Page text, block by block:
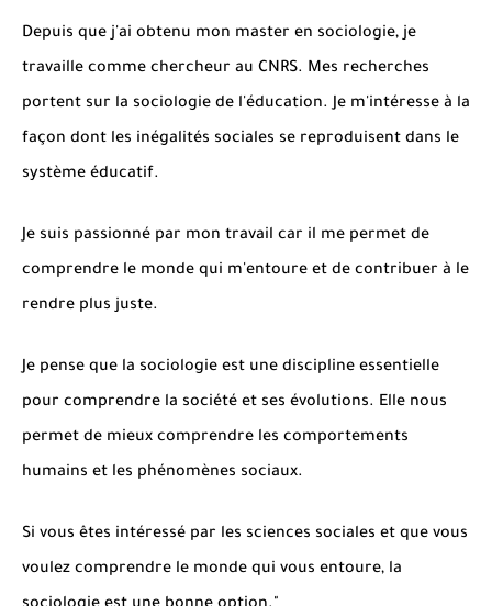
Depuis que j'ai obtenu mon master en sociologie, je
travaille comme chercheur au CNRS. Mes recherches
portent sur la sociologie de l'éducation. Je m'intéresse à la
façon dont les inégalités sociales se reproduisent dans le
système éducatif.
Je suis passionné par mon travail car il me permet de
comprendre le monde qui m'entoure et de contribuer à le
rendre plus juste.
Je pense que la sociologie est une discipline essentielle
pour comprendre la société et ses évolutions. Elle nous
permet de mieux comprendre les comportements
humains et les phénomènes sociaux.
Si vous êtes intéressé par les sciences sociales et que vous
voulez comprendre le monde qui vous entoure, la